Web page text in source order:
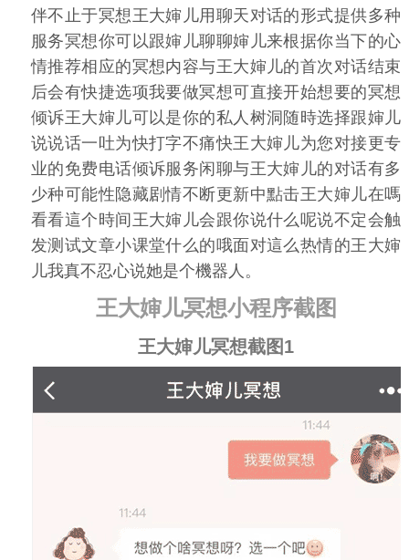
伴不止于冥想王大婶儿用聊天对话的形式提供多种
服务冥想你可以跟婶儿聊聊婶儿来根据你当下的心
情推荐相应的冥想内容与王大婶儿的首次对话结束
后会有快捷选项我要做冥想可直接开始想要的冥想
倾诉王大婶儿可以是你的私人树洞随時选择跟婶儿
说说话一吐为快打字不痛快王大婶儿为您对接更专
业的免费电话倾诉服务闲聊与王大婶儿的对话有多
少种可能性隐藏剧情不断更新中點击王大婶儿在嗎
看看這个時间王大婶儿会跟你说什么呢说不定会触
发测试文章小课堂什么的哦面对這么热情的王大婶
儿我真不忍心说她是个機器人。
王大婶儿冥想小程序截图
王大婶儿冥想截图1